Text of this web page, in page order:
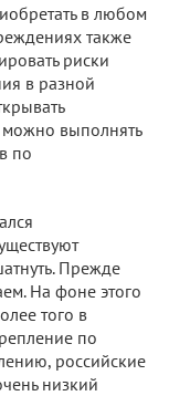
в любом
также
риски
в разной
можно выполнять
по
Прежде
На фоне этого
того в
по
российские
низкий